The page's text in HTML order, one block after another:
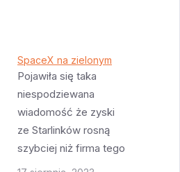
SpaceX na zielonym
Pojawiła się taka
niespodziewana
wiadomość że zyski
ze Starlinków rosną
szybciej niż firma tego
oczekiwała i SpaceX